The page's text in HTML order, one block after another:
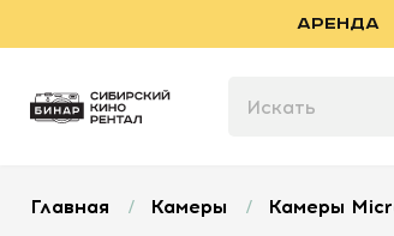
АРЕНДА
Главная / Камеры / Камеры